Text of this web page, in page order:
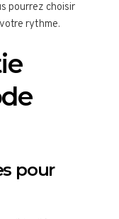
pourrez choisir
rythme.
pour